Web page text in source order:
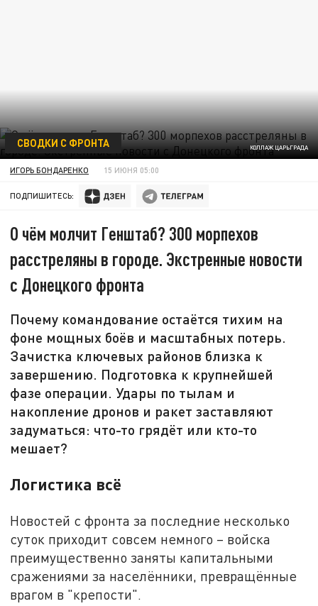
КОЛЛАЖ ЦАРЬГРАДА
СВОДКИ С ФРОНТА
ИГОРЬ БОНДАРЕНКО 15 ИЮНЯ 05:00
ПОДПИШИТЕСЬ:
О чём молчит Генштаб? 300 морпехов
расстреляны в городе. Экстренные новости
с Донецкого фронта
Почему командование остаётся тихим на
фоне мощных боёв и масштабных потерь.
Зачистка ключевых районов близка к
завершению. Подготовка к крупнейшей
фазе операции. Удары по тылам и
накопление дронов и ракет заставляют
задуматься: что-то грядёт или кто-то
мешает?
Логистика всё
Новостей с фронта за последние несколько
суток приходит совсем немного – войска
преимущественно заняты капитальными
сражениями за населённики, превращённые
врагом в "крепости".